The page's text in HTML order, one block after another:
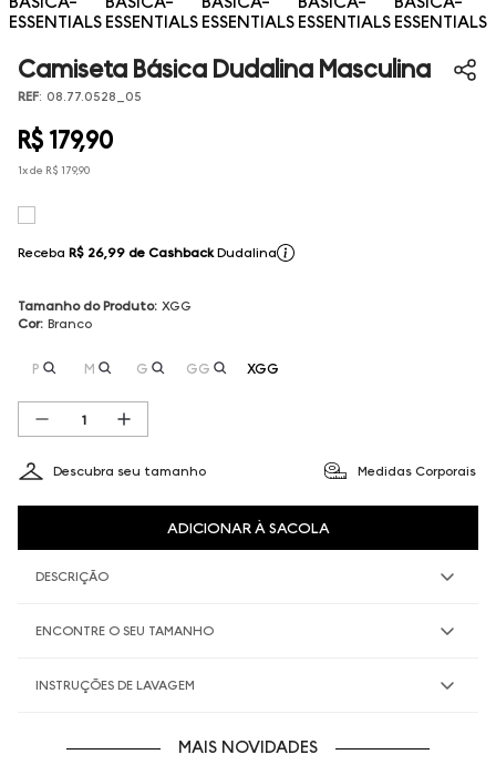
Camiseta Básica Dudalina Masculina
REF: 08.77.0528_05
R$179,90
1x de R$ 179,90
Receba R$ 26,99 de Cashback Dudalina
Tamanho do Produto: XGG
Cor: Branco
P M G GG XGG
Descubra seu tamanho Medidas Corporais
ADICIONAR À SACOLA
DESCRIÇÃO
ENCONTRE O SEU TAMANHO
INSTRUÇÕES DE LAVAGEM
MAIS NOVIDADES